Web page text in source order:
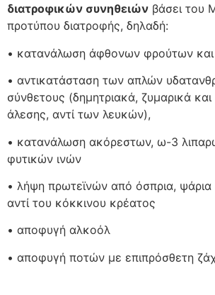
διατροφικών συνηθειών βάσει του
προτύπου διατροφής, δηλαδή:
• κατανάλωση άφθονων φρούτων
• αντικατάσταση των απλών
σύνθετους (δημητριακά, ζυμαρικά και
άλεσης, αντί των λευκών),
• κατανάλωση ακόρεστων, ω-3
φυτικών ινών
• λήψη πρωτεϊνών από όσπρια, ψάρια
αντί του κόκκινου κρέατος
• αποφυγή αλκοόλ
• αποφυγή ποτών με επιπρόσθετη